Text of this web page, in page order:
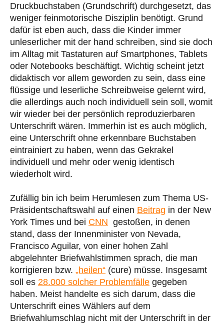
Druckbuchstaben (Grundschrift) durchgesetzt, das
weniger feinmotorische Disziplin benötigt. Grund
dafür ist eben auch, dass die Kinder immer
unleserlicher mit der hand schreiben, sind sie doch
im Alltag mit Tastaturen auf Smartphones, Tablets
oder Notebooks beschäftigt. Wichtig scheint jetzt
didaktisch vor allem geworden zu sein, dass eine
flüssige und leserliche Schreibweise gelernt wird,
die allerdings auch noch individuell sein soll, womit
wir wieder bei der persönlich reproduzierbaren
Unterschrift wären. Immerhin ist es auch möglich,
eine Unterschrift ohne erkennbare Buchstaben
eintrainiert zu haben, wenn das Gekrakel
individuell und mehr oder wenig identisch
wiederholt wird.
Zufällig bin ich beim Herumlesen zum Thema US-
Präsidentschaftswahl auf einen Beitrag in der New
York Times und bei CNN gestoßen, in denen
stand, dass der Innenminister von Nevada,
Francisco Aguilar, von einer hohen Zahl
abgelehnter Briefwahlstimmen sprach, die man
korrigieren bzw. „heilen“ (cure) müsse. Insgesamt
soll es 28.000 solcher Problemfälle gegeben
haben. Meist handelte es sich darum, dass die
Unterschrift eines Wählers auf dem
Briefwahlumschlag nicht mit der Unterschrift in der